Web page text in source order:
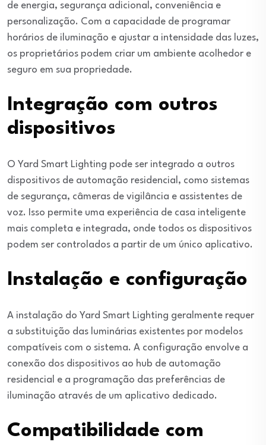
de energia, segurança adicional, conveniência e
personalização. Com a capacidade de programar
horários de iluminação e ajustar a intensidade das luzes,
os proprietários podem criar um ambiente acolhedor e
seguro em sua propriedade.
Integração com outros
dispositivos
O Yard Smart Lighting pode ser integrado a outros
dispositivos de automação residencial, como sistemas
de segurança, câmeras de vigilância e assistentes de
voz. Isso permite uma experiência de casa inteligente
mais completa e integrada, onde todos os dispositivos
podem ser controlados a partir de um único aplicativo.
Instalação e configuração
A instalação do Yard Smart Lighting geralmente requer
a substituição das luminárias existentes por modelos
compatíveis com o sistema. A configuração envolve a
conexão dos dispositivos ao hub de automação
residencial e a programação das preferências de
iluminação através de um aplicativo dedicado.
Compatibilidade com